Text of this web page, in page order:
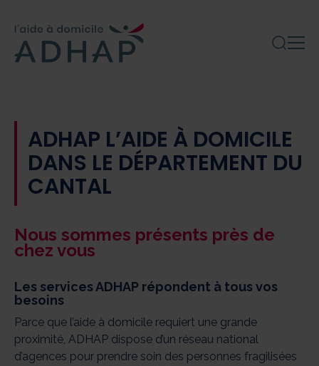
ADHAP L’AIDE À DOMICILE
DANS LE DÉPARTEMENT DU
CANTAL
Nous sommes présents près de
chez vous
Les services ADHAP répondent à tous vos
besoins
Parce que l’aide à domicile requiert une grande
proximité, ADHAP dispose d’un réseau national
d’agences pour prendre soin des personnes fragilisées